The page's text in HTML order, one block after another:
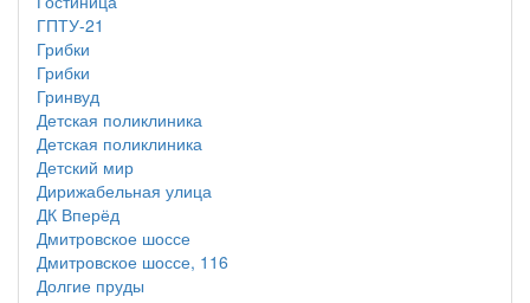
ГПТУ-21
Грибки
Грибки
Гринвуд
Детская поликлиника
Детская поликлиника
Детский мир
Дирижабельная улица
ДК Вперёд
Дмитровское шоссе
Дмитровское шоссе, 116
Долгие пруды